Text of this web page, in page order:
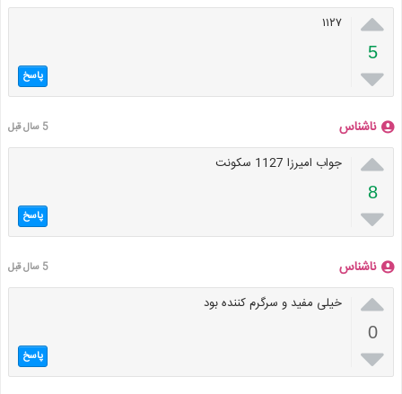

5

۱۱۲۷
پاسخ
ناشناس 5 سال قبل

8

جواب امیرزا 1127 سکونت
پاسخ
ناشناس 5 سال قبل

0

خیلی مفید و سرگرم کننده بود
پاسخ